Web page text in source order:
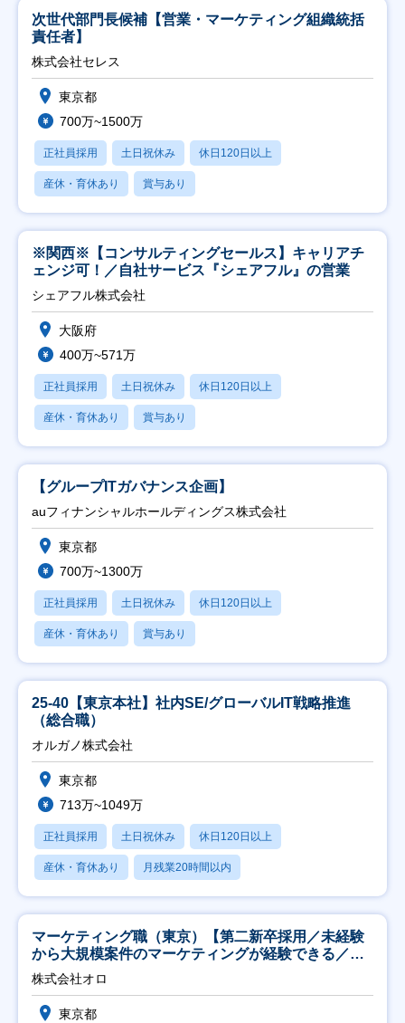
次世代部門長候補【営業・マーケティング組織統括
責任者】
株式会社セレス
東京都
700万~1500万
正社員採用 土日祝休み 休日120日以上
産休・育休あり 賞与あり
※関西※【コンサルティングセールス】キャリアチ
ェンジ可！／自社サービス『シェアフル』の営業
シェアフル株式会社
大阪府
400万~571万
正社員採用 土日祝休み 休日120日以上
産休・育休あり 賞与あり
【グループITガバナンス企画】
auフィナンシャルホールディングス株式会社
東京都
700万~1300万
正社員採用 土日祝休み 休日120日以上
産休・育休あり 賞与あり
25-40【東京本社】社内SE/グローバルIT戦略推進
（総合職）
オルガノ株式会社
東京都
713万~1049万
正社員採用 土日祝休み 休日120日以上
産休・育休あり 月残業20時間以内
マーケティング職（東京）【第二新卒採用／未経験
から大規模案件のマーケティングが経験できる／研
修充実】
株式会社オロ
東京都